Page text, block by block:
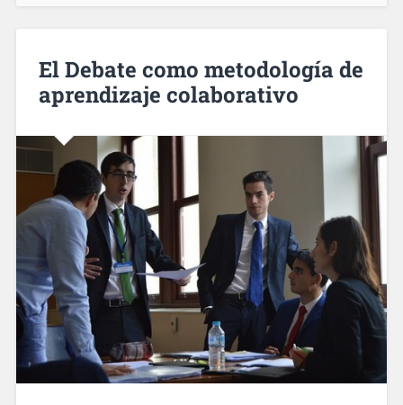
El Debate como metodología de
aprendizaje colaborativo